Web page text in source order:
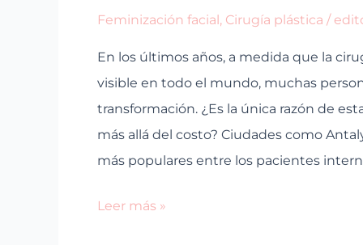
Feminización facial , Cirugía plástica /
En los últimos años, a medida que la
visible en todo el mundo, muchas
transformación. ¿Es la única razón de
más allá del costo? Ciudades como
más populares entre los pacientes
Leer más »